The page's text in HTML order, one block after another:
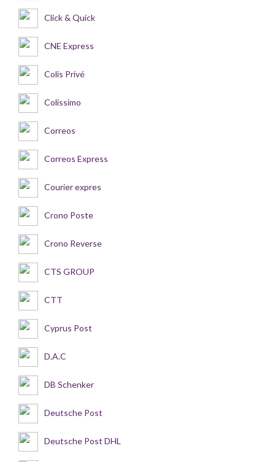
Click & Quick
CNE Express
Colis Privé
Colissimo
Correos
Correos Express
Courier expres
Crono Poste
Crono Reverse
CTS GROUP
CTT
Cyprus Post
D.A.C
DB Schenker
Deutsche Post
Deutsche Post DHL